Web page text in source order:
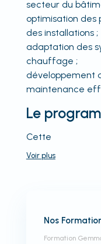
secteur du
optimisation
des installations ;
adaptation des
chauffage ;
développement
maintenance
Le
Cette
Voir plus
Nos
Formation